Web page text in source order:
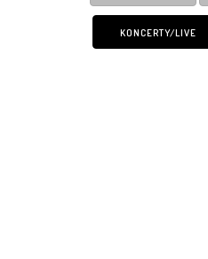
KONCERTY/LIVE